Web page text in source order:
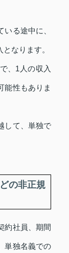
る途中に、
なります。
、1人の収入
能性もありま
して、単独で
の非正規
約社員、期間
単独名義での